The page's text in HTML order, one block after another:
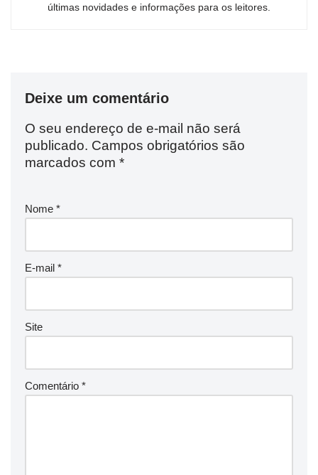
últimas novidades e informações para os leitores.
Deixe um comentário
O seu endereço de e-mail não será
publicado. Campos obrigatórios são
marcados com *
Nome *
E-mail *
Site
Comentário *